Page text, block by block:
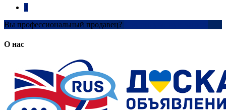
Вы профессиональный продавец?
О нас